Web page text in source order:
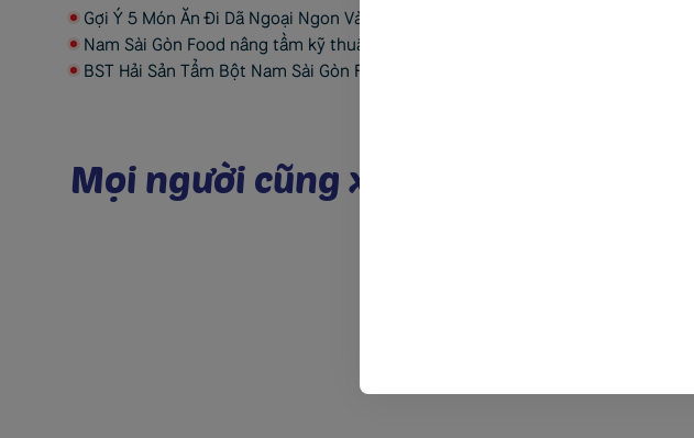
Gợi Ý 5 Món Ăn Đi Dã Ngoại Ngon Và Dễ Chuẩn Bị
Nam Sài Gòn Food nâng tầm kỹ thuật, củng cố chất lượng
BST Hải Sản Tẩm Bột Nam Sài Gòn Food
Mọingườicũngx